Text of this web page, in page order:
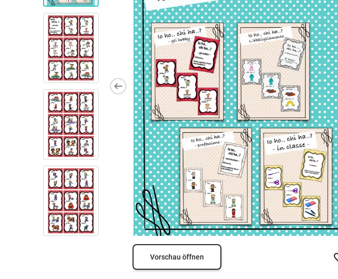
Vorschau öffnen